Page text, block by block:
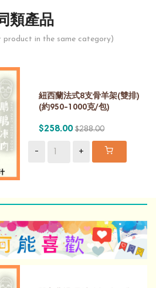
類產品
product in the same category)
紐西蘭法式8支骨羊架(雙排)
(約950-1000克/包)
$258.00 $288.00
- +